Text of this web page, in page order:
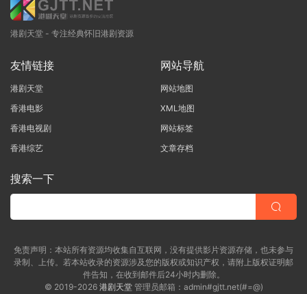
港剧天堂 - 专注经典怀旧港剧资源
友情链接
港剧天堂
香港电影
香港电视剧
香港综艺
网站导航
网站地图
XML地图
网站标签
文章存档
搜索一下
免责声明：本站所有资源均收集自互联网，没有提供影片资源存储，也未参与
录制、上传。若本站收录的资源涉及您的版权或知识产权，请附上版权证明邮
件告知，在收到邮件后24小时内删除。
© 2019-2026 港剧天堂管理员邮箱：admin#gjtt.net(#=@)